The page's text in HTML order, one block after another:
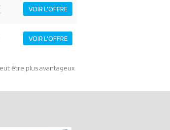
VOIR L'OFFRE
VOIR L'OFFRE
être plus avantageux.